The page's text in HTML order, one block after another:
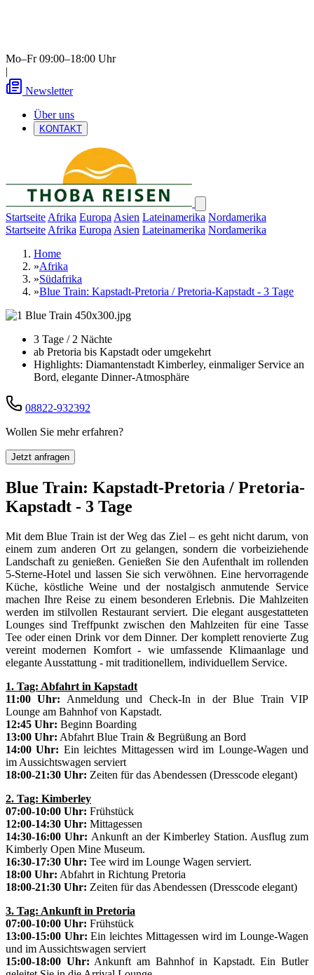
Mo–Fr 09:00–18:00 Uhr
|
Newsletter
Über uns
KONTAKT
Startseite Afrika Europa Asien Lateinamerika Nordamerika
Startseite Afrika Europa Asien Lateinamerika Nordamerika
Home
»Afrika
»Südafrika
»Blue Train: Kapstadt-Pretoria / Pretoria-Kapstadt - 3 Tage
3 Tage / 2 Nächte
ab Pretoria bis Kapstadt oder umgekehrt
Highlights: Diamantenstadt Kimberley, einmaliger Service an
Bord, elegante Dinner-Atmosphäre
08822-932392
Wollen Sie mehr erfahren?
Jetzt anfragen
Blue Train: Kapstadt-Pretoria / Pretoria-
Kapstadt - 3 Tage
Mit dem Blue Train ist der Weg das Ziel – es geht nicht darum, von
einem zum anderen Ort zu gelangen, sondern die vorbeiziehende
Landschaft zu genießen. Genießen Sie den Aufenthalt im rollenden
5-Sterne-Hotel und lassen Sie sich verwöhnen. Eine hervorragende
Küche, köstliche Weine und der nostalgisch anmutende Service
machen Ihre Reise zu einem besonderen Erlebnis. Die Mahlzeiten
werden im stilvollen Restaurant serviert. Die elegant ausgestatteten
Lounges sind Treffpunkt zwischen den Mahlzeiten für eine Tasse
Tee oder einen Drink vor dem Dinner. Der komplett renovierte Zug
vereint modernen Komfort - wie umfassende Klimaanlage und
elegante Ausstattung - mit traditionellem, individuellem Service.
1. Tag: Abfahrt in Kapstadt
11:00 Uhr: Anmeldung und Check-In in der Blue Train VIP
Lounge am Bahnhof von Kapstadt.
12:45 Uhr: Beginn Boarding
13:00 Uhr: Abfahrt Blue Train & Begrüßung an Bord
14:00 Uhr: Ein leichtes Mittagessen wird im Lounge-Wagen und
im Aussichtswagen serviert
18:00-21:30 Uhr: Zeiten für das Abendessen (Dresscode elegant)
2. Tag: Kimberley
07:00-10:00 Uhr: Frühstück
12:00-14:30 Uhr: Mittagessen
14:30-16:00 Uhr: Ankunft an der Kimberley Station. Ausflug zum
Kimberly Open Mine Museum.
16:30-17:30 Uhr: Tee wird im Lounge Wagen serviert.
18:00 Uhr: Abfahrt in Richtung Pretoria
18:00-21:30 Uhr: Zeiten für das Abendessen (Dresscode elegant)
3. Tag: Ankunft in Pretoria
07:00-10:00 Uhr: Frühstück
13:00-15:00 Uhr: Ein leichtes Mittagessen wird im Lounge-Wagen
und im Aussichtswagen serviert
15:00-18:00 Uhr: Ankunft am Bahnhof in Kapstadt. Ein Butler